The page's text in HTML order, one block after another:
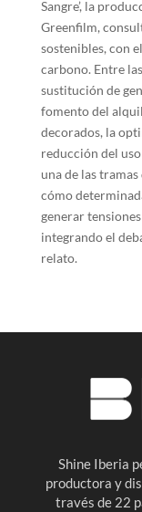
Sangre’, la
Greenfilm,
sostenibles, con
carbono. Entre
sustitución de
fomento del
decorados, la
reducción del
una de las
cómo
generar
integrando el
relato.
Shine Iberia
productora y
través de 22